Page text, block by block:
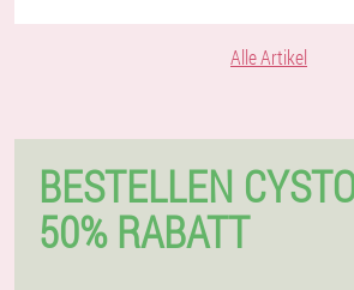
Alle Artikel
BESTELLEN
50% RABATT